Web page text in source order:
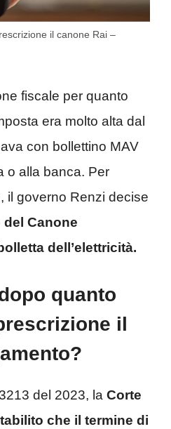
il canone Rai –
fiscale per quanto
era molto alta dal
con bollettino MAV
o alla banca. Per
il governo Renzi decise
del Canone
dell’elettricità.
quanto
il
del 2023, la Corte
che il termine di